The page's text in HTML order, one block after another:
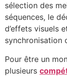
sélection des
séquences, le
d’effets visuels
synchronisation
Pour être un
plusieurs